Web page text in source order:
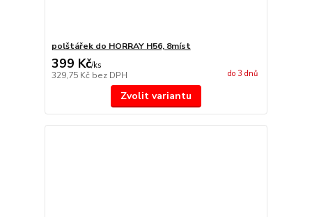
polštářek do HORRAY H56, 8míst
399 Kč/ks
329,75 Kč bez DPH do 3 dnů
Zvolit variantu